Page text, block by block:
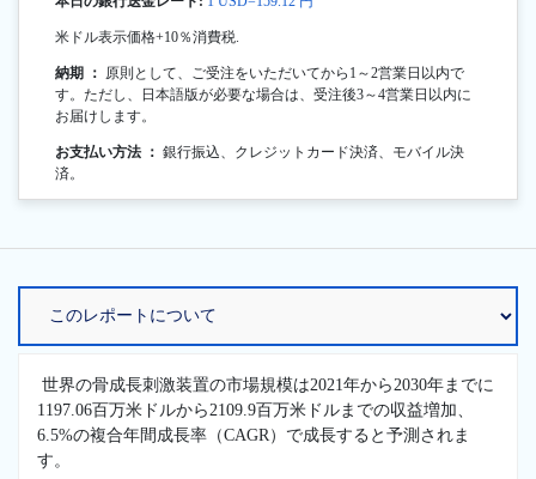
米ドル表示価格+10％消費税.
納期 ： 原則として、ご受注をいただいてから1～2営業日以内で
す。ただし、日本語版が必要な場合は、受注後3～4営業日以内に
お届けします。
お支払い方法 ： 銀行振込、クレジットカード決済、モバイル決
済。
世界の骨成長刺激装置の市場規模は2021年から2030年までに
1197.06百万米ドルから2109.9百万米ドルまでの収益増加、
6.5%の複合年間成長率（CAGR）で成長すると予測されま
す。